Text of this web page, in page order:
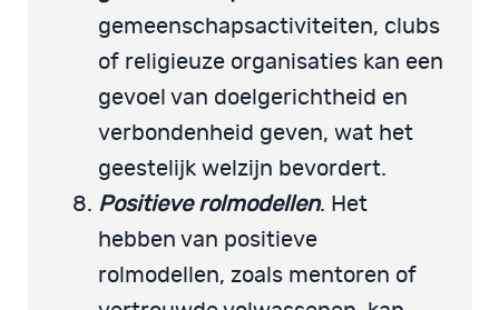
gemeenschapsactiviteiten, clubs
of religieuze organisaties kan een
gevoel van doelgerichtheid en
verbondenheid geven, wat het
geestelijk welzijn bevordert.
Positieve rolmodellen. Het
hebben van positieve
rolmodellen, zoals mentoren of